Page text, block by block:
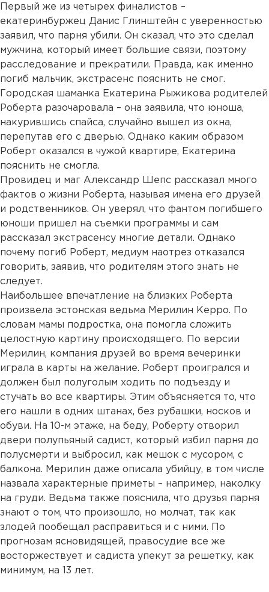
Первый же из четырех финалистов –
екатеринбуржец Данис Глинштейн с уверенностью
заявил, что парня убили. Он сказал, что это сделал
мужчина, который имеет большие связи, поэтому
расследование и прекратили. Правда, как именно
погиб мальчик, экстрасенс пояснить не смог.
Городская шаманка Екатерина Рыжикова родителей
Роберта разочаровала – она заявила, что юноша,
накурившись спайса, случайно вышел из окна,
перепутав его с дверью. Однако каким образом
Роберт оказался в чужой квартире, Екатерина
пояснить не смогла.
Провидец и маг Александр Шепс рассказал много
фактов о жизни Роберта, называя имена его друзей
и родственников. Он уверял, что фантом погибшего
юноши пришел на съемки программы и сам
рассказал экстрасенсу многие детали. Однако
почему погиб Роберт, медиум наотрез отказался
говорить, заявив, что родителям этого знать не
следует.
Наибольшее впечатление на близких Роберта
произвела эстонская ведьма Мерилин Керро. По
словам мамы подростка, она помогла сложить
целостную картину происходящего. По версии
Мерилин, компания друзей во время вечеринки
играла в карты на желание. Роберт проигрался и
должен был полуголым ходить по подъезду и
стучать во все квартиры. Этим объясняется то, что
его нашли в одних штанах, без рубашки, носков и
обуви. На 10-м этаже, на беду, Роберту отворил
двери полупьяный садист, который избил парня до
полусмерти и выбросил, как мешок с мусором, с
балкона. Мерилин даже описала убийцу, в том числе
назвала характерные приметы – например, наколку
на груди. Ведьма также пояснила, что друзья парня
знают о том, что произошло, но молчат, так как
злодей пообещал расправиться и с ними. По
прогнозам ясновидящей, правосудие все же
восторжествует и садиста упекут за решетку, как
минимум, на 13 лет.